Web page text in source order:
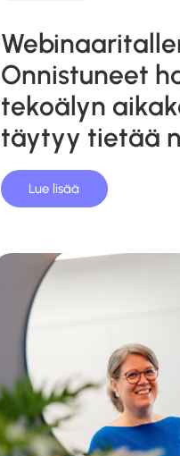
Onnistuneet
tekoälyn
täytyy tietää
Lue lisää